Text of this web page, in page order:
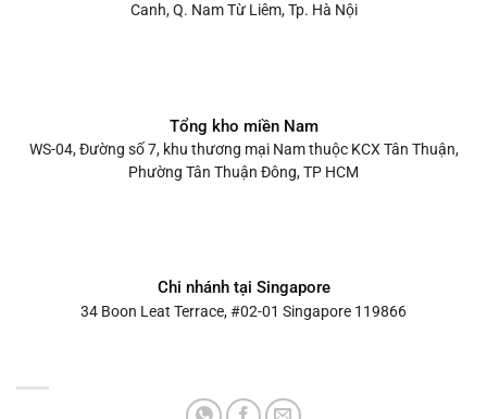
Canh, Q. Nam Từ Liêm, Tp. Hà Nội
Tổng kho miền Nam
WS-04, Đường số 7, khu thương mại Nam thuộc KCX Tân Thuận,
Phường Tân Thuận Đông, TP HCM
Chi nhánh tại Singapore
34 Boon Leat Terrace, #02-01 Singapore 119866